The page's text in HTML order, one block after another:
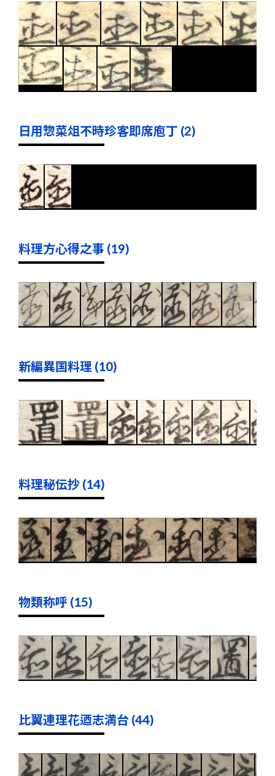
日用惣菜俎不時珍客即席庖丁 (2)
料理方心得之事 (19)
新編異国料理 (10)
料理秘伝抄 (14)
物類称呼 (15)
比翼連理花迺志満台 (44)